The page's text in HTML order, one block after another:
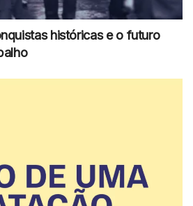
históricas e o futuro